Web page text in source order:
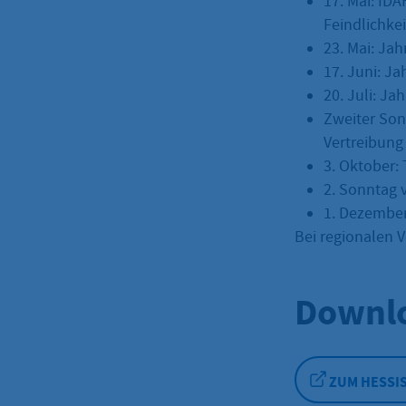
23. Mai:
17. Juni:
20. Juli:
Zweiter
3. Oktober:
2. Sonntag
1.
Bei regionalen
ZUM